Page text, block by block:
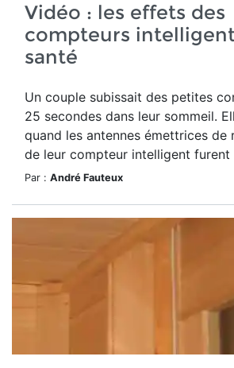
Vidéo : les effets des
compteurs
santé
Un couple subissait des petites
25 secondes dans leur sommeil.
quand les antennes émettrices de
de leur compteur intelligent furent
Par : André Fauteux